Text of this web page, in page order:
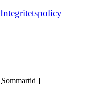
Integritetspolicy
Sommartid ]